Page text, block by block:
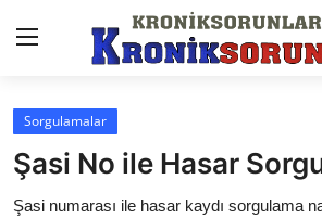
Anasayfa
Markalar
Sorgulamalar
Şasi No ile Hasar
Şasi numarası ile hasar kaydı sorgulama